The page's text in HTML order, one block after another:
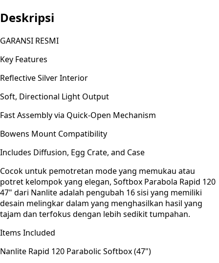
Deskripsi
GARANSI RESMI
Key Features
Reflective Silver Interior
Soft, Directional Light Output
Fast Assembly via Quick-Open Mechanism
Bowens Mount Compatibility
Includes Diffusion, Egg Crate, and Case
Cocok untuk pemotretan mode yang memukau atau
potret kelompok yang elegan, Softbox Parabola Rapid 120
47" dari Nanlite adalah pengubah 16 sisi yang memiliki
desain melingkar dalam yang menghasilkan hasil yang
tajam dan terfokus dengan lebih sedikit tumpahan.
Items Included
Nanlite Rapid 120 Parabolic Softbox (47")